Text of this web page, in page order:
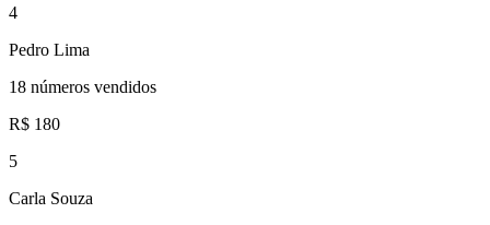
4
Pedro Lima
18 números vendidos
R$ 180
5
Carla Souza